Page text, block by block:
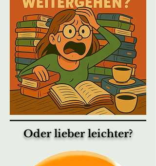
Oder lieber leichter?